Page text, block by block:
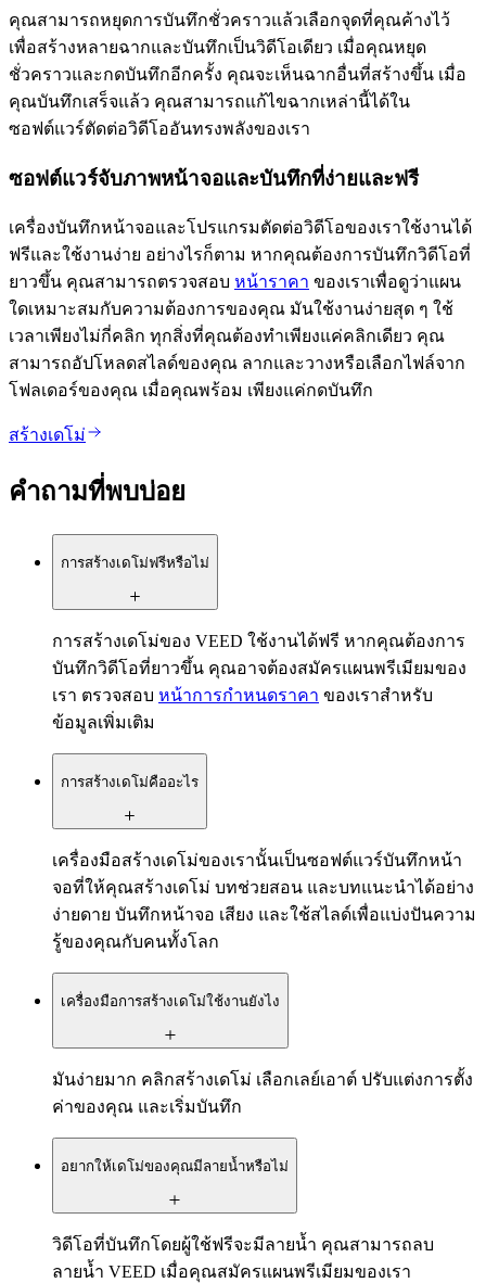
คุณสามารถหยุดการบันทึกชั่วคราวแล้วเลือกจุดที่คุณค้างไว้
เพื่อสร้างหลายฉากและบันทึกเป็นวิดีโอเดียว เมื่อคุณหยุด
ชั่วคราวและกดบันทึกอีกครั้ง คุณจะเห็นฉากอื่นที่สร้างขึ้น เมื่อ
คุณบันทึกเสร็จแล้ว คุณสามารถแก้ไขฉากเหล่านี้ได้ใน
ซอฟต์แวร์ตัดต่อวิดีโออันทรงพลังของเรา
ซอฟต์แวร์จับภาพหน้าจอและบันทึกที่ง่ายและฟรี
เครื่องบันทึกหน้าจอและโปรแกรมตัดต่อวิดีโอของเราใช้งานได้
ฟรีและใช้งานง่าย อย่างไรก็ตาม หากคุณต้องการบันทึกวิดีโอที่
ยาวขึ้น คุณสามารถตรวจสอบ หน้าราคา ของเราเพื่อดูว่าแผน
ใดเหมาะสมกับความต้องการของคุณ มันใช้งานง่ายสุด ๆ ใช้
เวลาเพียงไม่กี่คลิก ทุกสิ่งที่คุณต้องทำเพียงแค่คลิกเดียว คุณ
สามารถอัปโหลดสไลด์ของคุณ ลากและวางหรือเลือกไฟล์จาก
โฟลเดอร์ของคุณ เมื่อคุณพร้อม เพียงแค่กดบันทึก
สร้างเดโม่
คำถามที่พบบ่อย
การสร้างเดโม่ฟรีหรือไม่
การสร้างเดโม่ของ VEED ใช้งานได้ฟรี หากคุณต้องการ
บันทึกวิดีโอที่ยาวขึ้น คุณอาจต้องสมัครแผนพรีเมียมของ
เรา ตรวจสอบ หน้าการกำหนดราคา ของเราสำหรับ
ข้อมูลเพิ่มเติม
การสร้างเดโม่คืออะไร
เครื่องมือสร้างเดโม่ของเรานั้นเป็นซอฟต์แวร์บันทึกหน้า
จอที่ให้คุณสร้างเดโม่ บทช่วยสอน และบทแนะนำได้อย่าง
ง่ายดาย บันทึกหน้าจอ เสียง และใช้สไลด์เพื่อแบ่งปันความ
รู้ของคุณกับคนทั้งโลก
เครื่องมือการสร้างเดโม่ใช้งานยังไง
มันง่ายมาก คลิกสร้างเดโม่ เลือกเลย์เอาต์ ปรับแต่งการตั้ง
ค่าของคุณ และเริ่มบันทึก
อยากให้เดโม่ของคุณมีลายน้ำหรือไม่
วิดีโอที่บันทึกโดยผู้ใช้ฟรีจะมีลายน้ำ คุณสามารถลบ
ลายน้ำ VEED เมื่อคุณสมัครแผนพรีเมียมของเรา